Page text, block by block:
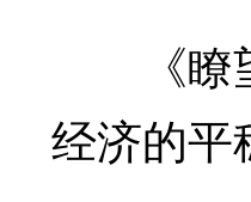
《瞭望
经济的平